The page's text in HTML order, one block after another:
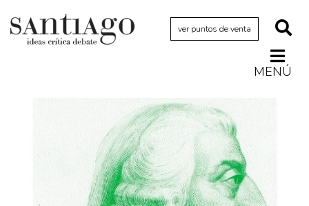
ver puntos de venta
MENÚ
Archivo Cenfoto-UDP
Arquetipos de situación